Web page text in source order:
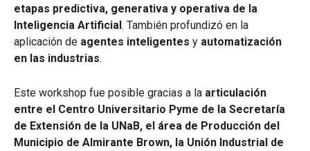
etapas predictiva, generativa y operativa de la
Inteligencia Artificial. También profundizó en la
aplicación de agentes inteligentes y automatización
en las industrias.
Este workshop fue posible gracias a la articulación
entre el Centro Universitario Pyme de la Secretaría
de Extensión de la UNaB, el área de Producción del
Municipio de Almirante Brown, la Unión Industrial de